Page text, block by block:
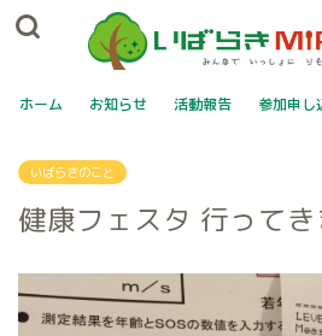
ホーム お知らせ 活動報告 参加申し
いばらきのこと
健康フェスタ 行ってき